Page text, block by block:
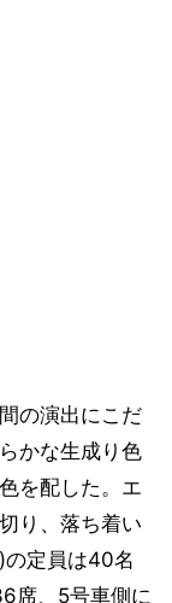
の演出にこだ
かな生成り色
を配した。エ
り、落ち着い
定員は40名
席、5号車側に